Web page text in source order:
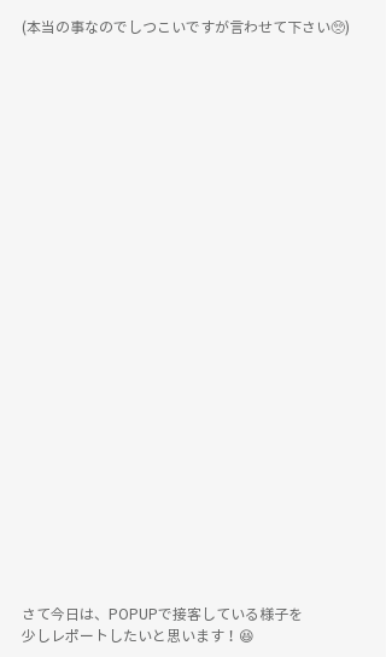
(本当の事なのでしつこいですが言わせて下さい🥺)
さて今日は、POPUPで接客している様子を
少しレポートしたいと思います！😆